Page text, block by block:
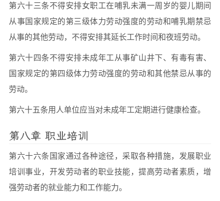
第六十三条不得安排女职工在哺乳未满一周岁的婴儿期间
从事国家规定的第三级体力劳动强度的劳动和哺乳期禁忌
从事的其他劳动，不得安排其延长工作时间和夜班劳动。
第六十四条不得安排未成年工从事矿山井下、有毒有害、
国家规定的第四级体力劳动强度的劳动和其他禁忌从事的
劳动。
第六十五条用人单位应当对未成年工定期进行健康检查。
第八章 职业培训
第六十六条国家通过各种途径，采取各种措施，发展职业
培训事业，开发劳动者的职业技能，提高劳动者素质，增
强劳动者的就业能力和工作能力。